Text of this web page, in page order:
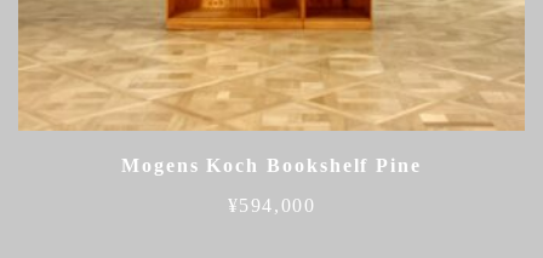
Mogens Koch Bookshelf Pine
¥594,000